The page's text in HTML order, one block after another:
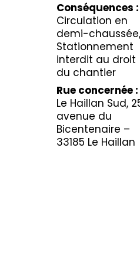
Conséquences :
Circulation en
demi-chaussée,
Stationnement
interdit au droit
du chantier
Rue concernée :
Le Haillan Sud,
avenue du
Bicentenaire –
33185 Le Haillan